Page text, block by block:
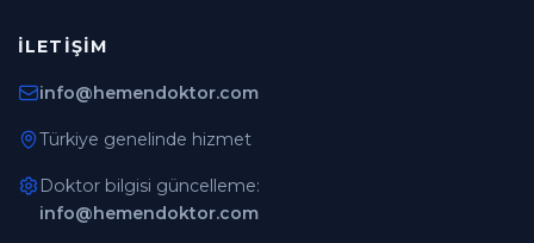
İLETIŞIM
info@hemendoktor.com
Türkiye genelinde hizmet
Doktor bilgisi güncelleme:
info@hemendoktor.com